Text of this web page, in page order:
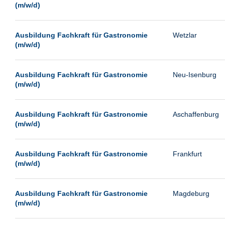
Kassel
Laatzen
Leipzig
Magdeburg
Mannheim
Neubrandenburg
(m/w/d)
Ausbildung Fachkraft für Gastronomie
(m/w/d)
Wetzlar
Ausbildung Fachkraft für Gastronomie
(m/w/d)
Neu-Isenburg
Ausbildung Fachkraft für Gastronomie
(m/w/d)
Aschaffenburg
Ausbildung Fachkraft für Gastronomie
(m/w/d)
Frankfurt
Ausbildung Fachkraft für Gastronomie
(m/w/d)
Magdeburg